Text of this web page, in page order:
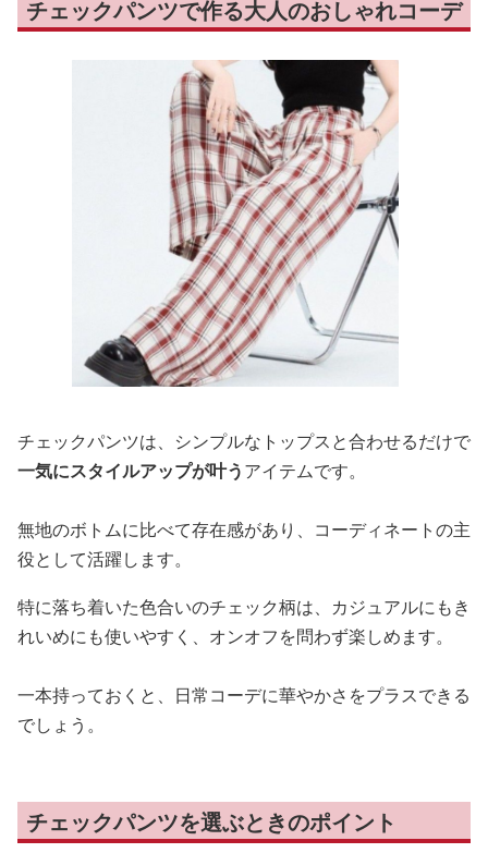
チェックパンツで作る大人のおしゃれコーデ
チェックパンツは、シンプルなトップスと合わせるだけで
一気にスタイルアップが叶うアイテムです。
無地のボトムに比べて存在感があり、コーディネートの主
役として活躍します。
特に落ち着いた色合いのチェック柄は、カジュアルにもき
れいめにも使いやすく、オンオフを問わず楽しめます。
一本持っておくと、日常コーデに華やかさをプラスできる
でしょう。
チェックパンツを選ぶときのポイント